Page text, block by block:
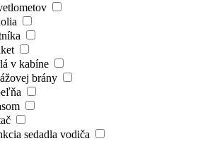
v kabíne
brány
sedadla vodiča